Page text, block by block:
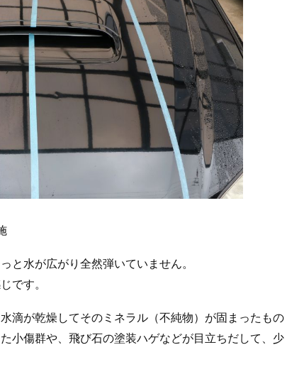
と水が広がり全然弾いていません。
です。
滴が乾燥してそのミネラル（不純物）が固まったもの
小傷群や、飛び石の塗装ハゲなどが目立ちだして、少